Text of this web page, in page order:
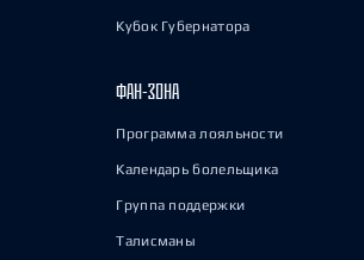
Кубок Губернатора
ФАН-ЗОНА
Программа лояльности
Календарь болельщика
Группа поддержки
Талисманы